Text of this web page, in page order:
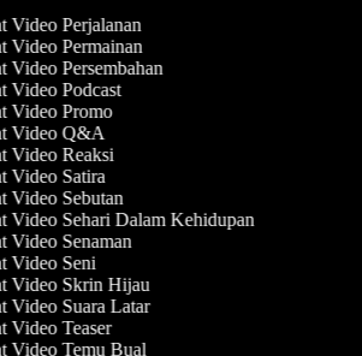
Video Perjalanan
Video Permainan
Video Persembahan
Video Podcast
Video Promo
Video Q&A
Video Reaksi
Video Satira
Video Sebutan
Video Sehari Dalam Kehidupan
Video Senaman
Video Seni
Video Skrin Hijau
Video Suara Latar
Video Teaser
Video Temu Bual